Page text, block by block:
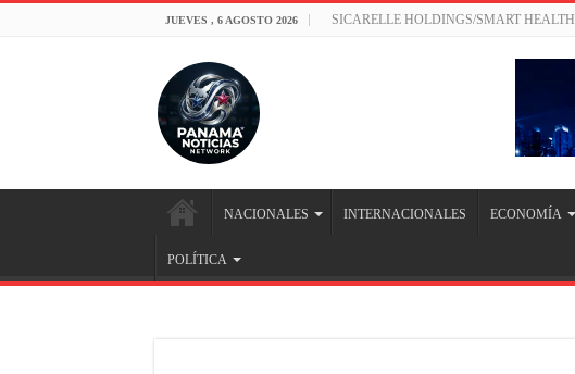
JUEVES , 6 AGOSTO 2026 SICARELLE HOLDINGS/SMART HEALTH
NACIONALES INTERNACIONALES ECONOMÍA
POLÍTICA